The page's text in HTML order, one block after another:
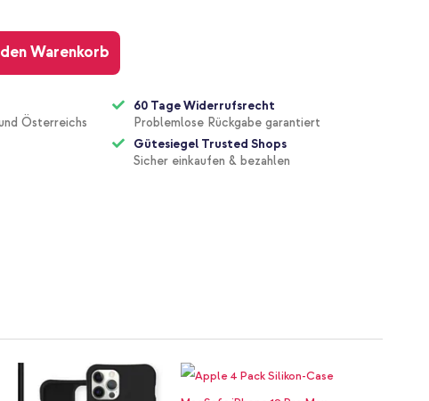
Warenkorb
Österreichs
60 Tage Widerrufsrecht
Problemlose Rückgabe garantiert
Gütesiegel Trusted Shops
Sicher einkaufen & bezahlen